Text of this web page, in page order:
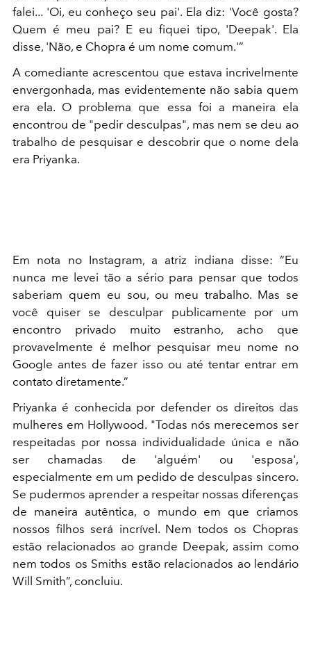
falei... 'Oi, eu conheço seu pai'. Ela diz: 'Você gosta?
Quem é meu pai? E eu fiquei tipo, 'Deepak'. Ela
disse, 'Não, e Chopra é um nome comum.'”
A comediante acrescentou que estava incrivelmente
envergonhada, mas evidentemente não sabia quem
era ela. O problema que essa foi a maneira ela
encontrou de "pedir desculpas", mas nem se deu ao
trabalho de pesquisar e descobrir que o nome dela
era Priyanka.
Em nota no Instagram, a atriz indiana disse: “Eu
nunca me levei tão a sério para pensar que todos
saberiam quem eu sou, ou meu trabalho. Mas se
você quiser se desculpar publicamente por um
encontro privado muito estranho, acho que
provavelmente é melhor pesquisar meu nome no
Google antes de fazer isso ou até tentar entrar em
contato diretamente.”
Priyanka é conhecida por defender os direitos das
mulheres em Hollywood. "Todas nós merecemos ser
respeitadas por nossa individualidade única e não
ser chamadas de 'alguém' ou 'esposa',
especialmente em um pedido de desculpas sincero.
Se pudermos aprender a respeitar nossas diferenças
de maneira autêntica, o mundo em que criamos
nossos filhos será incrível. Nem todos os Chopras
estão relacionados ao grande Deepak, assim como
nem todos os Smiths estão relacionados ao lendário
Will Smith”, concluiu.